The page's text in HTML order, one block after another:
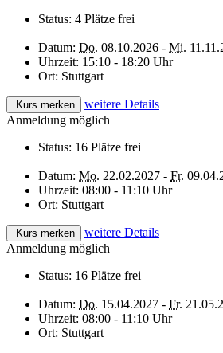
Status: 4 Plätze frei
Datum: Do. 08.10.2026 - Mi.
Uhrzeit: 15:10 - 18:20 Uhr
Ort: Stuttgart
Kurs merken
weitere Details
Anmeldung möglich
Status: 16 Plätze frei
Datum: Mo. 22.02.2027 - Fr.
Uhrzeit: 08:00 - 11:10 Uhr
Ort: Stuttgart
Kurs merken
weitere Details
Anmeldung möglich
Status: 16 Plätze frei
Datum: Do. 15.04.2027 - Fr.
Uhrzeit: 08:00 - 11:10 Uhr
Ort: Stuttgart